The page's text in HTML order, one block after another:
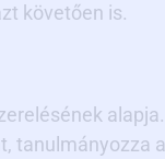
követően is.